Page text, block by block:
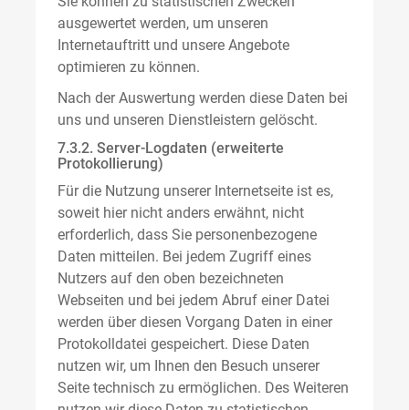
ausgewertet werden, um unseren
Internetauftritt und unsere Angebote
optimieren zu können.
Nach der Auswertung werden diese Daten bei
uns und unseren Dienstleistern gelöscht.
7.3.2. Server-Logdaten (erweiterte
Protokollierung)
Für die Nutzung unserer Internetseite ist es,
soweit hier nicht anders erwähnt, nicht
erforderlich, dass Sie personenbezogene
Daten mitteilen. Bei jedem Zugriff eines
Nutzers auf den oben bezeichneten
Webseiten und bei jedem Abruf einer Datei
werden über diesen Vorgang Daten in einer
Protokolldatei gespeichert. Diese Daten
nutzen wir, um Ihnen den Besuch unserer
Seite technisch zu ermöglichen. Des Weiteren